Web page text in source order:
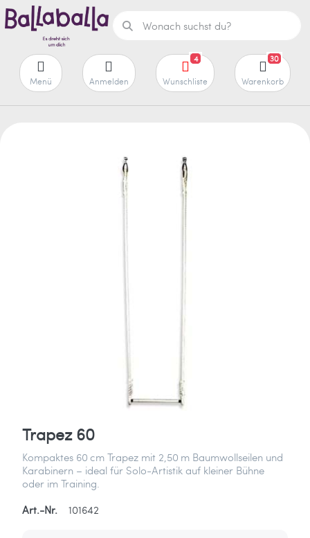
Menü Anmelden
4
Wunschliste
30
Warenkorb
Trapez 60
Kompaktes 60 cm Trapez mit 2,50 m Baumwollseilen und
Karabinern – ideal für Solo-Artistik auf kleiner Bühne
oder im Training.
Art.-Nr.
101642